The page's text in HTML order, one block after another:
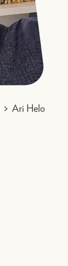
> Ari Helo